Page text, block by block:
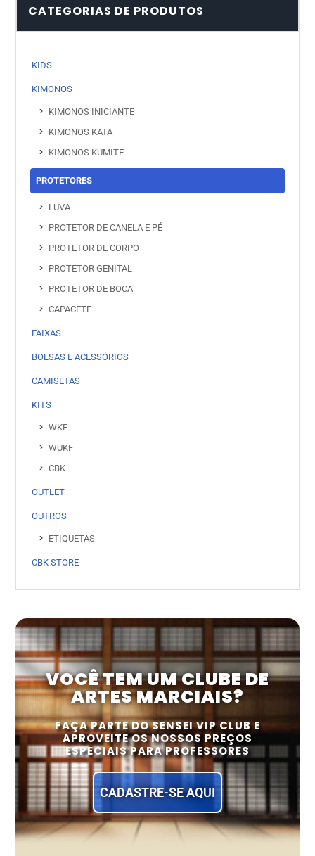
CATEGORIAS DE PRODUTOS
KIDS
KIMONOS
KIMONOS INICIANTE
KIMONOS KATA
KIMONOS KUMITE
PROTETORES
LUVA
PROTETOR DE CANELA E PÉ
PROTETOR DE CORPO
PROTETOR GENITAL
PROTETOR DE BOCA
CAPACETE
FAIXAS
BOLSAS E ACESSÓRIOS
CAMISETAS
KITS
WKF
WUKF
CBK
OUTLET
OUTROS
ETIQUETAS
CBK STORE
VOCÊ TEM UM CLUBE DE
ARTES MARCIAIS?
FAÇA PARTE DO SENSEI VIP CLUB E
APROVEITE OS NOSSOS PREÇOS
ESPECIAIS PARA PROFESSORES
CADASTRE-SE AQUI